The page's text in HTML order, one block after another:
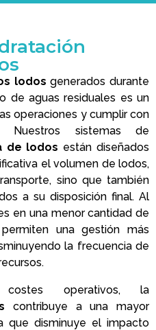
lodos generados durante
de aguas residuales es un
operaciones y cumplir con
Nuestros sistemas de
de lodos están diseñados
el volumen de lodos,
sino que también
a su disposición final. Al
en una menor cantidad de
una gestión más
la frecuencia de
operativos, la
contribuye a una mayor
que disminuye el impacto